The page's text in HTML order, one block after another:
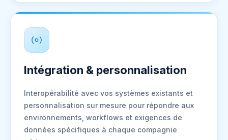
Intégration & personnalisation
Interopérabilité avec vos systèmes existants et
personnalisation sur mesure pour répondre aux
environnements, workflows et exigences de
données spécifiques à chaque compagnie